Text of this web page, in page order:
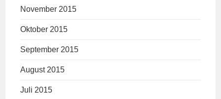
November 2015
Oktober 2015
September 2015
August 2015
Juli 2015